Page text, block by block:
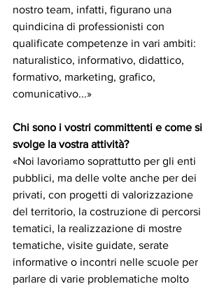
nostro team, infatti, figurano una
quindicina di professionisti con
qualificate competenze in vari ambiti:
naturalistico, informativo, didattico,
formativo, marketing, grafico,
comunicativo...»
Chi sono i vostri committenti e come si
svolge la vostra attività?
«Noi lavoriamo soprattutto per gli enti
pubblici, ma delle volte anche per dei
privati, con progetti di valorizzazione
del territorio, la costruzione di percorsi
tematici, la realizzazione di mostre
tematiche, visite guidate, serate
informative o incontri nelle scuole per
parlare di varie problematiche molto